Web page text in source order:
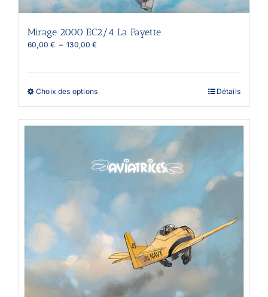
Mirage 2000 EC2/4 La Fayette
60,00€ – 130,00€Plage
Choix des optionsCe
peuvent
sur
du
produit
Détails